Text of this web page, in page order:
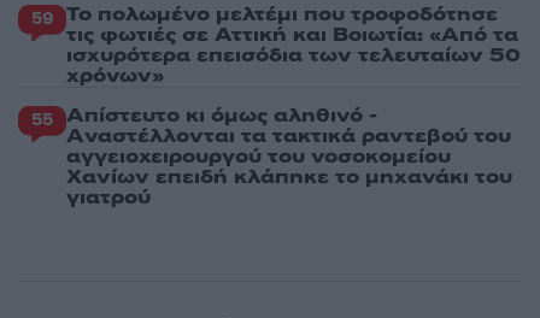
59 Το πολωμένο μελτέμι που τροφοδότησε
τις φωτιές σε Αττική και Βοιωτία: «Από τα
ισχυρότερα επεισόδια των τελευταίων 50
χρόνων»
55 Απίστευτο κι όμως αληθινό -
Aναστέλλονται τα τακτικά ραντεβού του
αγγειοχειρουργού του νοσοκομείου
Χανίων επειδή κλάπηκε το μηχανάκι του
γιατρού